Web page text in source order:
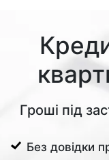
Гроші під
Без довідки